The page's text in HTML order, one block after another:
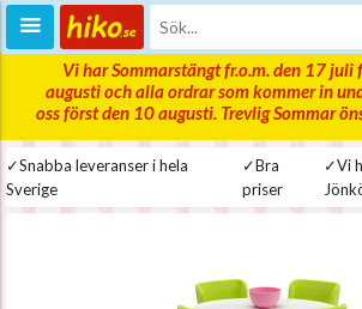
Vi har Sommarstängt fr.o.m. den 17
augusti och alla ordrar som kommer in
oss först den 10 augusti. Trevlig Sommar
✓Snabba leveranser i hela
Sverige
✓Bra
priser
✓Vi